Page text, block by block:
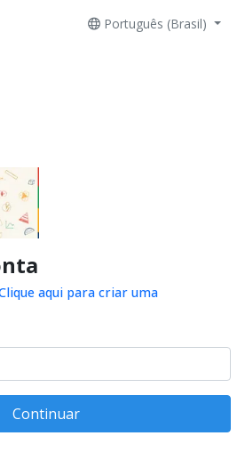
Português (Brasil)
aqui para criar uma
Continuar